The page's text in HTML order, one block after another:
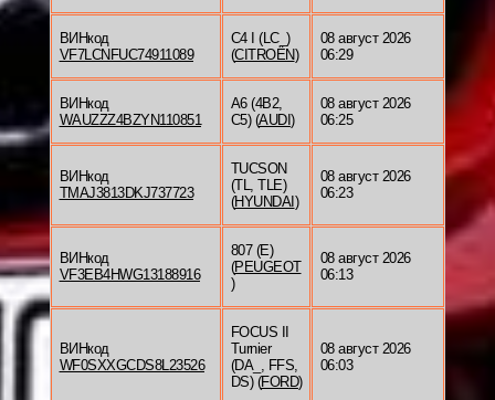
ВИНкод
VF7LCNFUC74911089
C4 I (LC_)
(CITROËN)
08 август 2026
06:29
ВИНкод
WAUZZZ4BZYN110851
A6 (4B2,
C5) (AUDI )
08 август 2026
06:25
ВИНкод
TMAJ3813DKJ737723
TUCSON
(TL, TLE)
(HYUNDAI )
08 август 2026
06:23
ВИНкод
VF3EB4HWG13188916
807 (E)
(PEUGEOT
)
08 август 2026
06:13
ВИНкод
WF0SXXGCDS8L23526
FOCUS II
Turnier
(DA_, FFS,
DS) (FORD)
08 август 2026
06:03